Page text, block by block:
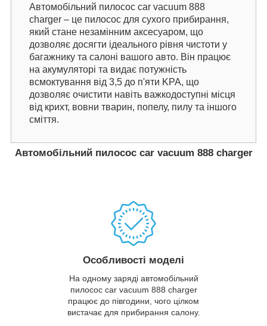
Автомобільний пилосос car vacuum 888
charger – це пилосос для сухого прибирання,
який стане незамінним аксесуаром, що
дозволяє досягти ідеального рівня чистоти у
багажнику та салоні вашого авто. Він працює
на акумуляторі та видає потужність
всмоктування від 3,5 до п'яти KPA, що
дозволяє очистити навіть важкодоступні місця
від крихт, вовни тварин, попелу, пилу та іншого
сміття.
Автомобільний пилосос car vacuum 888 charger
Особливості моделі
На одному заряді автомобільний
пилосос car vacuum 888 charger
працює до півгодини, чого цілком
вистачає для прибирання салону.